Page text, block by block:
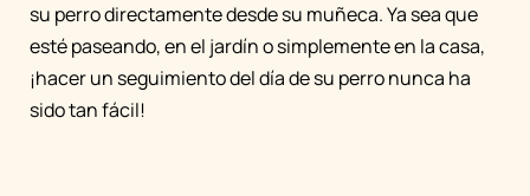
su perro directamente desde su muñeca. Ya sea que
esté paseando, en el jardín o simplemente en la casa,
¡hacer un seguimiento del día de su perro nunca ha
sido tan fácil!